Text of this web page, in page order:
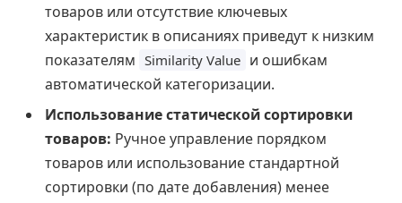
товаров или отсутствие ключевых
характеристик в описаниях приведут к низким
показателям Similarity Value и ошибкам
автоматической категоризации.
Использование статической сортировки
товаров: Ручное управление порядком
товаров или использование стандартной
сортировки (по дате добавления) менее